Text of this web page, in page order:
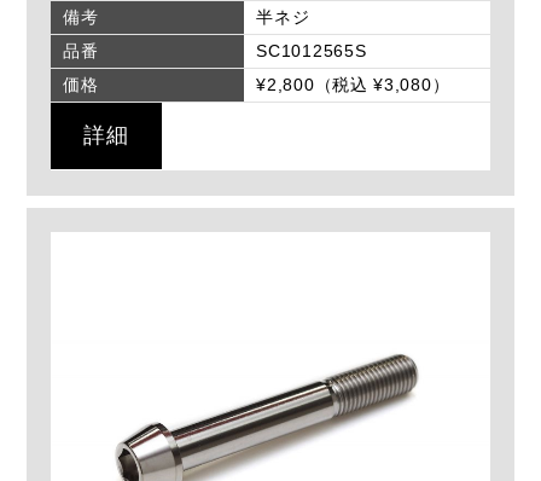
備考
半ネジ
品番
SC1012565S
価格
¥2,800（税込 ¥3,080）
詳細